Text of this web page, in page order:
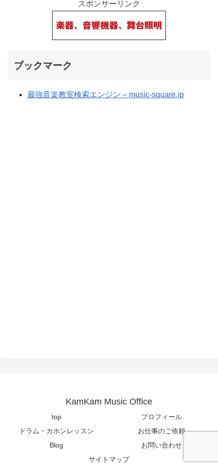
スポンサーリンク
ブックマーク
最強音楽教室検索エンジン – music-square.jp
KamKam Music Office
top
プロフィール
ドラム・カホンレッスン
お仕事のご依頼
Blog
お問い合わせ
サイトマップ